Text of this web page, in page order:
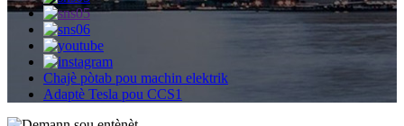
Chajè pòtab pou machin elektrik
Adaptè Tesla pou CCS1